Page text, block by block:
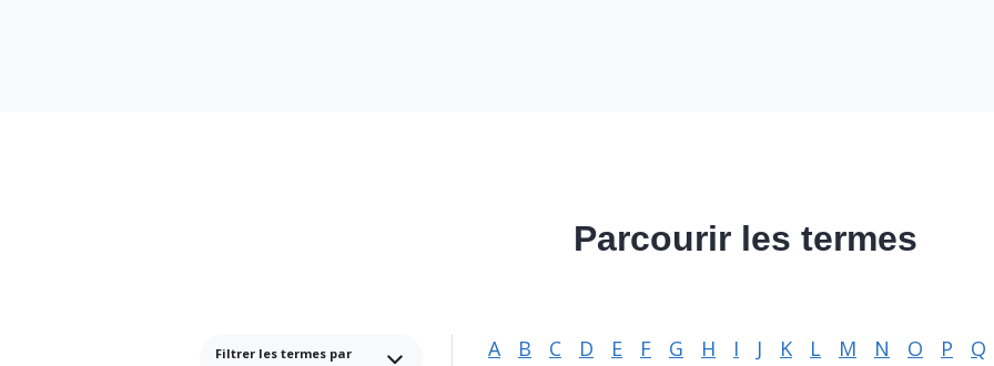
Parcourir les termes
Filtrer les termes par A B C D E F G H I J K L M N O P Q